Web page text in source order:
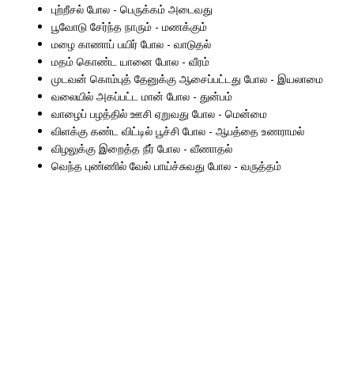
புற்றீசல் போல - பெருக்கம் அடைவது
பூவோடு சேர்ந்த நாரும் - மணக்கும்
மழை காணாப் பயிர் போல - வாடுதல்
மதம் கொண்ட யானை போல - வீரம்
முடவன் கொம்புத் தேனுக்கு ஆசைப்பட்டது போல - இயலாமை
வலையில் அகப்பட்ட மான் போல - துன்பம்
வாழைப் பழத்தில் ஊசி ஏறுவது போல - மென்மை
விளக்கு கண்ட விட்டில் பூச்சி போல - ஆபத்தை உணராமல்
விழலுக்கு இறைத்த நீர் போல - வீணாதல்
வெந்த புண்ணில் வேல் பாய்ச்சுவது போல - வருத்தம்